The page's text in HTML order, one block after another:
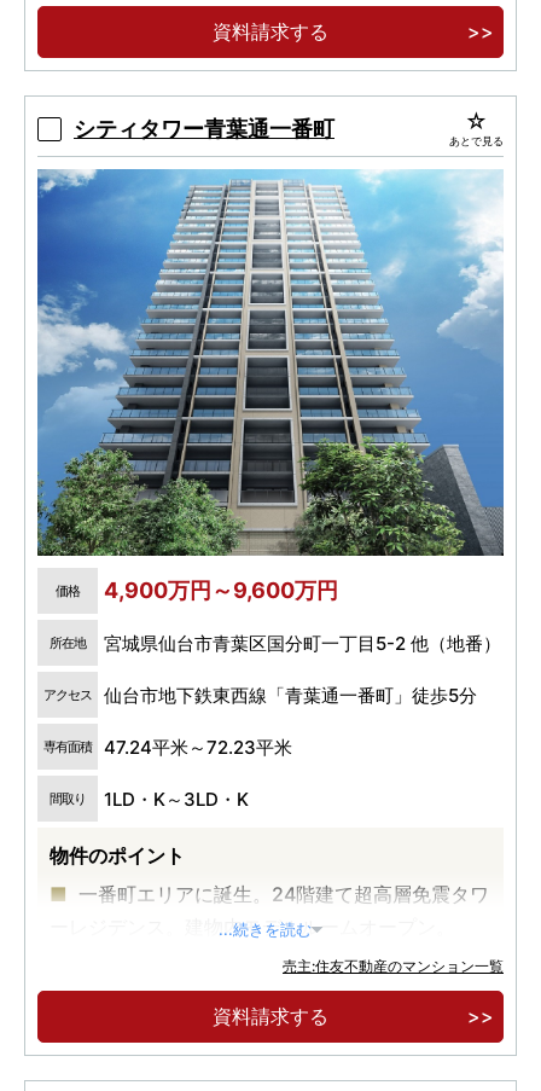
資料請求する
シティタワー青葉通一番町 あとで見る
価格 4,900万円～9,600万円
所在地 宮城県仙台市青葉区国分町一丁目5-2 他（地番）
アクセス 仙台市地下鉄東西線「青葉通一番町」徒歩5分
専有面積 47.24平米～72.23平米
間取り 1LD・K～3LD・K
物件のポイント
一番町エリアに誕生。24階建て超高層免震タワ
ーレジデンス。建物内モデルルームオープン。
地下鉄東西線「青葉通一番町」駅徒歩5分、地
下鉄南北線「広瀬通」駅徒歩6分、JR「仙台」駅徒
...続きを読む
売主:住友不動産のマンション一覧
資料請求する